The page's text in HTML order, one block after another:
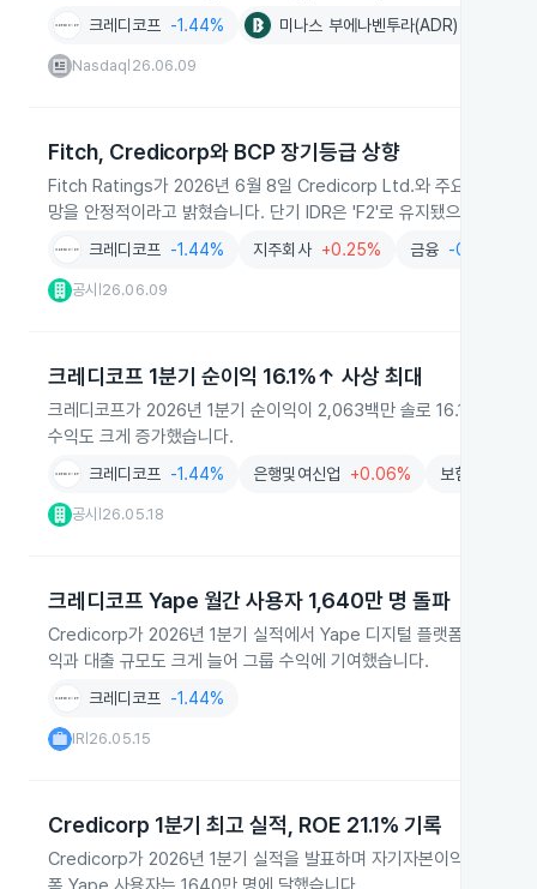
크레디코프 -1.44% 미나스 부에나벤투라(ADR)
Nasdaq 26.06.09
Fitch, Credicorp와 BCP 장기등급 상향
Fitch Ratings가 2026년 6월 8일 Credicorp Ltd.와 주요 자회사
망을 안정적이라고 밝혔습니다. 단기 IDR은 'F2'로 유지됐으며 페루
크레디코프 -1.44% 지주회사 +0.25% 금융 -0.38%
공시 26.06.09
크레디코프 1분기 순이익 16.1%↑ 사상 최대
크레디코프가 2026년 1분기 순이익이 2,063백만 솔로 16.1% 늘며
수익도 크게 증가했습니다.
크레디코프 -1.44% 은행및여신업 +0.06% 보험
공시 26.05.18
크레디코프 Yape 월간 사용자 1,640만 명 돌파
Credicorp가 2026년 1분기 실적에서 Yape 디지털 플랫폼의 월간
익과 대출 규모도 크게 늘어 그룹 수익에 기여했습니다.
크레디코프 -1.44%
IR 26.05.15
Credicorp 1분기 최고 실적, ROE 21.1% 기록
Credicorp가 2026년 1분기 실적을 발표하며 자기자본이익률